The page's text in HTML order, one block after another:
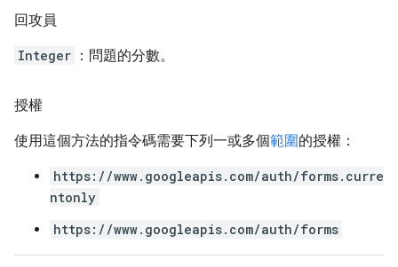
回攻員
Integer ：問題的分數。
授權
使用這個方法的指令碼需要下列一或多個範圍的授權：
https://www.googleapis.com/auth/forms.curre
ntonly
https://www.googleapis.com/auth/forms